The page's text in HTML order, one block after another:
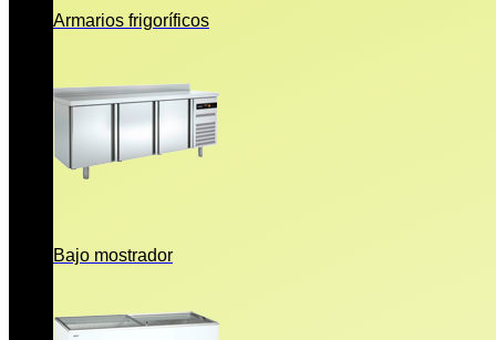
Armarios frigoríficos
Bajo mostrador